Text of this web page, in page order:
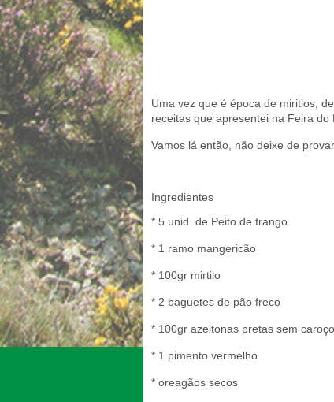
Uma vez que é época de miritlos,
receitas que apresentei na Feira
Vamos lá então, não deixe de
Ingredientes
* 5 unid. de Peito de frango
* 1 ramo mangericão
* 100gr mirtilo
* 2 baguetes de pão freco
* 100gr azeitonas pretas sem caroço
* 1 pimento vermelho
* oreagãos secos